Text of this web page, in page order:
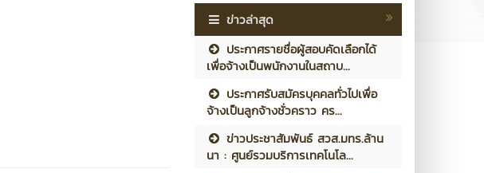
ข่าวล่าสุด
ประกาศรายชื่อผู้สอบคัดเลือกได้
เพื่อจ้างเป็นพนักงานในสถาบ...
ประกาศรับสมัครบุคคลทั่วไปเพื่อ
จ้างเป็นลูกจ้างชั่วคราว คร...
ข่าวประชาสัมพันธ์ สวส.มทร.ล้าน
นา : ศูนย์รวมบริการเทคโนโล...